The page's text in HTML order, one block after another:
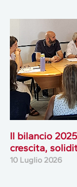
Il bilancio
crescita,
10 Luglio 2026